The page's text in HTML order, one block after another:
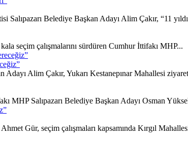
Salıpazarı Belediye Başkan Adayı Alim Çakır, “11
seçim çalışmalarını sürdüren Cumhur İttifakı MHP...
Adayı Alim Çakır, Yukarı Kestanepınar Mahallesi
MHP Salıpazarı Belediye Başkan Adayı Osman
Gür, seçim çalışmaları kapsamında Kırgıl